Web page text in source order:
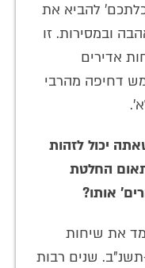
להביא את
ובמסירות. זו
אדירים
דחיפה מהרבי
יכול לזהות
החלטת
אותו?
את שיחות
שנים רבות